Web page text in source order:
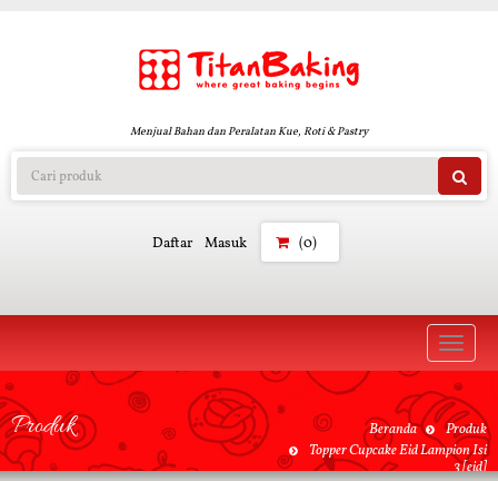
Menjual Bahan dan Peralatan Kue, Roti & Pastry
Daftar Masuk (0)
Toggle
Produk Beranda
Produk
Topper Cupcake Eid Lampion Isi
3 [eid]